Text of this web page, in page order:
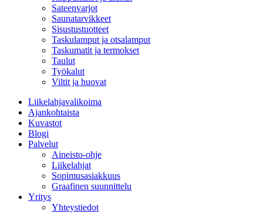
Sateenvarjot
Saunatarvikkeet
Sisustustuotteet
Taskulamput ja otsalamput
Taskumatit ja termokset
Taulut
Työkalut
Viltit ja huovat
Liikelahjavalikoima
Ajankohtaista
Kuvastot
Blogi
Palvelut
Aineisto-ohje
Liikelahjat
Sopimusasiakkuus
Graafinen suunnittelu
Yritys
Yhteystiedot